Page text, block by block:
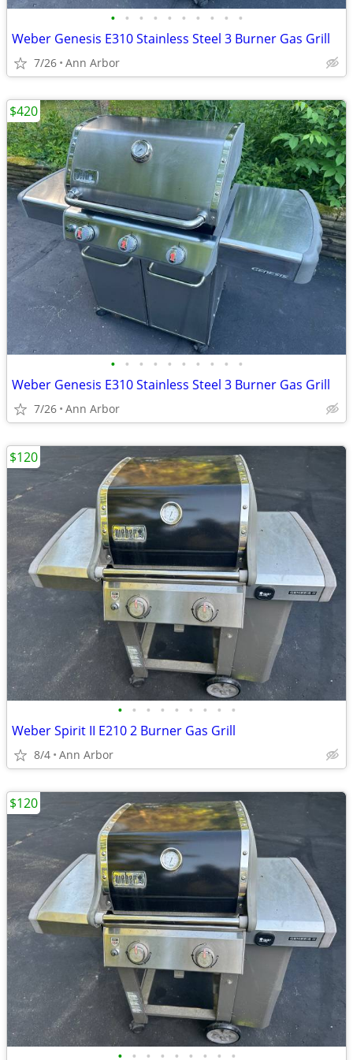
• • • • • • • • • •
Weber Genesis E310 Stainless Steel 3 Burner Gas Grill
7/26 Ann Arbor
• • • • • • • • • •
Weber Genesis E310 Stainless Steel 3 Burner Gas Grill
7/26 Ann Arbor
$420
• • • • • • • • •
Weber Spirit II E210 2 Burner Gas Grill
8/4 Ann Arbor
$120
• • • • • • • • •
$120